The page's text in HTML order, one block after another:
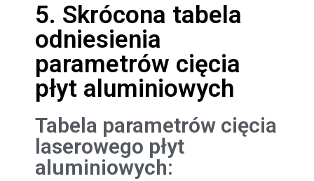
5. Skrócona tabela
odniesienia
parametrów cięcia
płyt aluminiowych
Tabela parametrów cięcia
laserowego płyt
aluminiowych: